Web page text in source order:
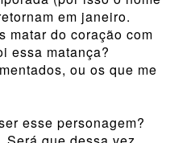
em janeiro.
matar do coração com
essa matança?
ou os que me
esse personagem?